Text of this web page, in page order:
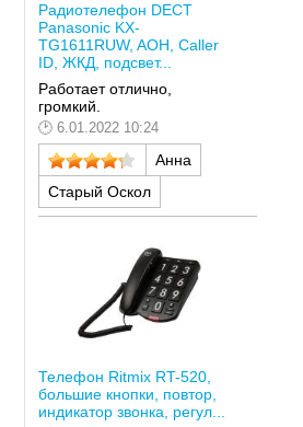
Радиотелефон DECT
Panasonic KX-
TG1611RUW, AOH, Caller
ID, ЖКД, подсвет...
Работает отлично,
громкий.
6.01.2022 10:24
Анна
Старый Оскол
Телефон Ritmix RT-520,
большие кнопки, повтор,
индикатор звонка, регул...